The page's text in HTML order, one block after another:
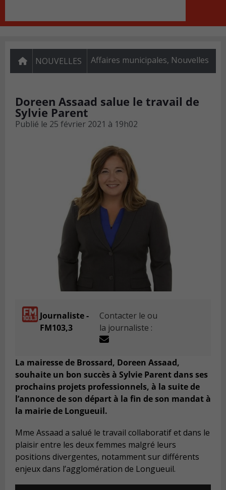
NOUVELLES Affaires municipales, Nouvelles
Doreen Assaad salue le travail de
Sylvie Parent
Publié le 25 février 2021 à 19h02
Journaliste -
FM103,3
Contacter le ou
la journaliste :
La mairesse de Brossard, Doreen Assaad,
souhaite un bon succès à Sylvie Parent dans ses
prochains projets professionnels, à la suite de
l’annonce de son départ à la fin de son mandat à
la mairie de Longueuil.
Mme Assaad a salué le travail collaboratif et dans le
plaisir entre les deux femmes malgré leurs
positions divergentes, notamment sur différents
enjeux dans l’agglomération de Longueuil.